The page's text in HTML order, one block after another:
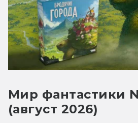
Мир фантастики
(август 2026)